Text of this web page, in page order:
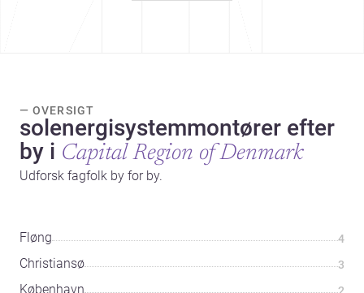
— OVERSIGT
solenergisystemmontører efter
by i Capital Region of Denmark
Udforsk fagfolk by for by.
Fløng 4
Christiansø 3
København